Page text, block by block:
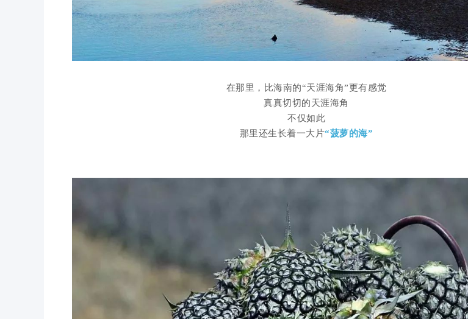
在那里，比海南的“天涯海角”更有感觉
真真切切的天涯海角
不仅如此
那里还生长着一大片“菠萝的海”